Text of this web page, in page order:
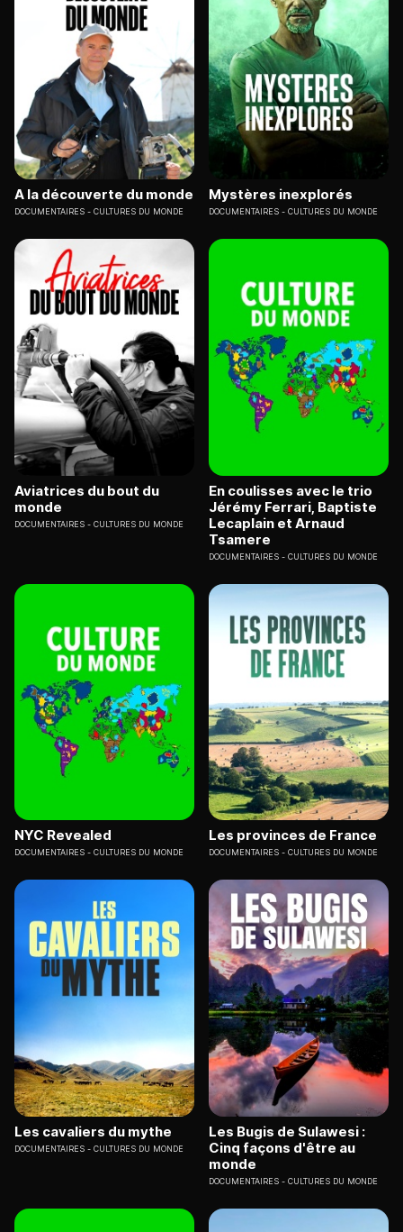
A la découverte du monde
DOCUMENTAIRES CULTURES DU MONDE
Mystères inexplorés
DOCUMENTAIRES CULTURES DU MONDE
Aviatrices du bout du
monde
DOCUMENTAIRES CULTURES DU MONDE
En coulisses avec le trio
Jérémy Ferrari, Baptiste
Lecaplain et Arnaud
Tsamere
DOCUMENTAIRES CULTURES DU MONDE
NYC Revealed
DOCUMENTAIRES CULTURES DU MONDE
Les provinces de France
DOCUMENTAIRES CULTURES DU MONDE
Les cavaliers du mythe
DOCUMENTAIRES CULTURES DU MONDE
Les Bugis de Sulawesi :
Cinq façons d'être au
monde
DOCUMENTAIRES CULTURES DU MONDE